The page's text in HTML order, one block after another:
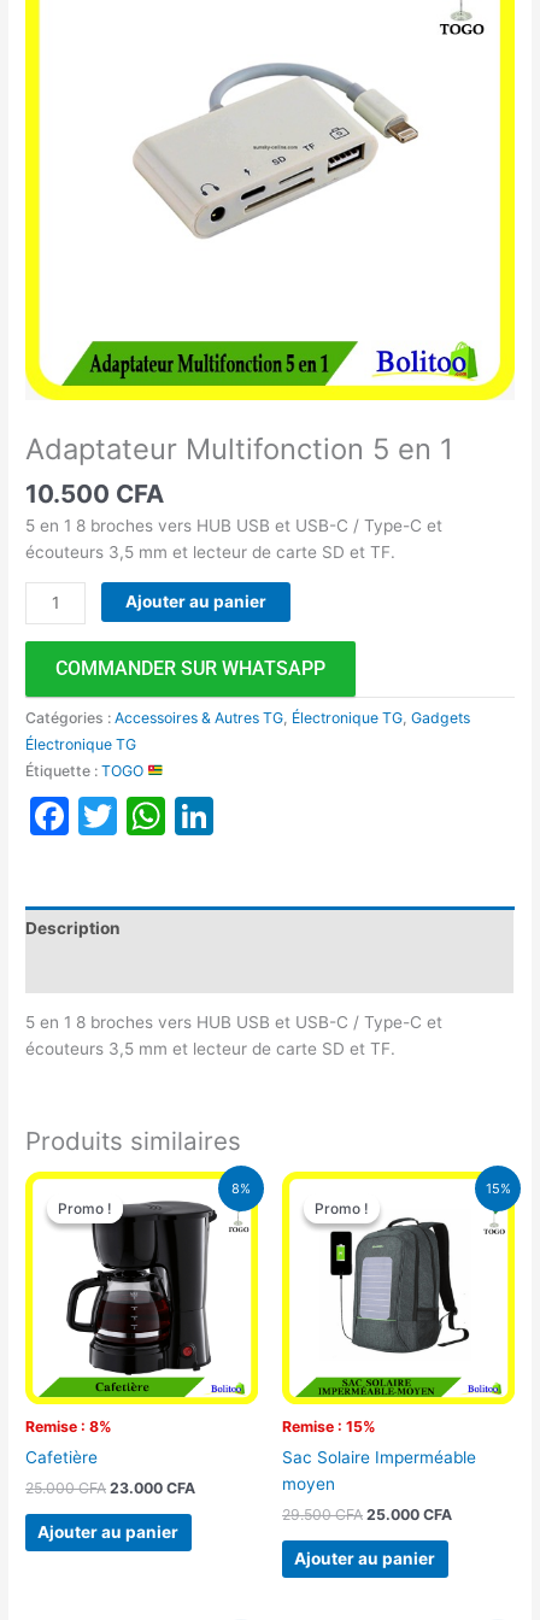
Adaptateur Multifonction 5 en 1
10.500 CFA
5 en 1 8 broches vers HUB USB et USB-C / Type-C et
écouteurs 3,5 mm et lecteur de carte SD et TF.
Ajouter au panier
COMMANDER SUR WHATSAPP
Catégories :Accessoires & Autres TG Électronique TG ,Gadgets
Électronique TG
Étiquette :TOGO
Facebook
TwitterWhatsApp
Description
5 en 1 8 broches vers HUB USB et USB-C / Type-C et
écouteurs 3,5 mm et lecteur de carte SD et TF.
Produits similaires
8%
Promo !
Remise : 8%
Promo !
Cafetière
25.000CFA
Le
prix
initial
25.000 CFA.
23.000CFA
Le
prix
actuel
est :
23.000 CFA.
Ajouter au panier
15%
Promo !
Remise : 15%
Promo !
Sac Solaire Imperméable
moyen
29.500CFA
Le
prix
initial
était :
29.500 CFA.
25.000 CFA
Le
prix
actuel
Ajouter au panier